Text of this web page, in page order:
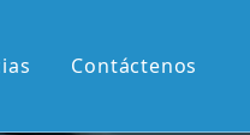
Contáctenos